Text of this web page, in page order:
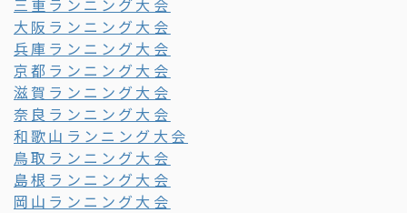
三重ランニング大会
大阪ランニング大会
兵庫ランニング大会
京都ランニング大会
滋賀ランニング大会
奈良ランニング大会
和歌山ランニング大会
鳥取ランニング大会
島根ランニング大会
岡山ランニング大会